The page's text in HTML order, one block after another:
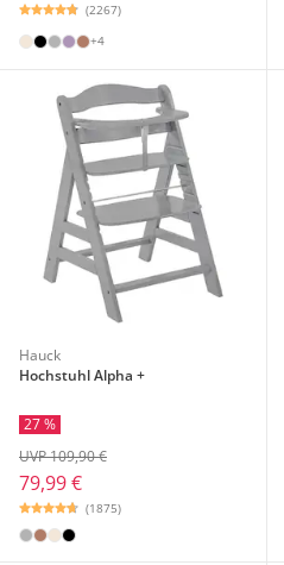
(2267)
+4
Hauck
Hochstuhl Alpha +
27 %
79,99 €
UVP 109,90 €
(1875)